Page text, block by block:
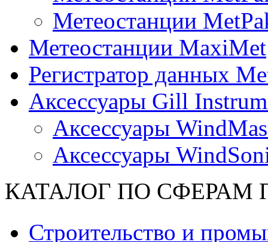
Метеостанции
Метеостанции MaxiMet
Регистратор данных
Аксессуары Gill
Аксессуары
Аксессуары
КАТАЛОГ ПО СФЕРАМ
Строительство и